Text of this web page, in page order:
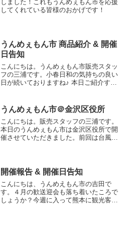
しました！これもうんめぇもん市を応援
してくれている皆様のおかげです！
うんめぇもん市 商品紹介 & 開催
日告知
こんにちは。うんめぇもん市販売スタッ
フの三浦です。小春日和の気持ちの良い
日が続いておりますね♪ 本日ご紹介する
すが、玉こんにゃくをこっくりと出汁で
煮込んだ一品です。唐辛...
うんめぇもん市＠金沢区役所
こんにちは。販売スタッフの三浦です。
本日のうんめぇもん市は金沢区役所で開
催させていただきました。前回は台風の
所・・僕たちも完成が楽しみ...
開催報告 & 開催日告知
こんにちは、うんめえもん市の吉田で
す。４月の歓送迎会も落ち着いたころで
しょうか？今週に入って熊本に観光客が